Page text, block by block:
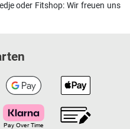
oder Fitshop: Wir freuen uns